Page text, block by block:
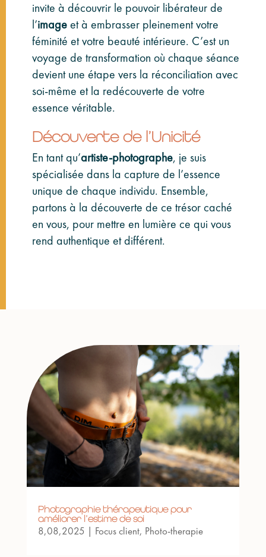
invite à découvrir le pouvoir libérateur de
l’imageet à embrasser pleinement votre
féminité et votre beauté intérieure. C’est un
voyage de transformation où chaque séance
devient une étape vers la réconciliation avec
soi-même et la redécouverte de votre
essence véritable.
Découverte de l’Unicité
En tant qu’artiste-photographe, je suis
spécialisée dans la capture de l’essence
unique de chaque individu. Ensemble,
partons à la découverte de ce trésor caché
en vous, pour mettre en lumière ce qui vous
rend authentique et différent.
Photographie thérapeutique pour
améliorer l’estime de soi
8,08,2025 Focus client, Photo-therapie